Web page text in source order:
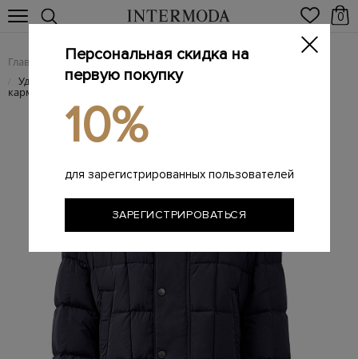
0
Главная Мужчинам / Одежда / Пуховики
/ Удлиненный пуховик с мехом на капюшоне и четырьмя
карманами
Персональная скидка на
первую покупку
10%
для зарегистрированных пользователей
ЗАРЕГИСТРИРОВАТЬСЯ